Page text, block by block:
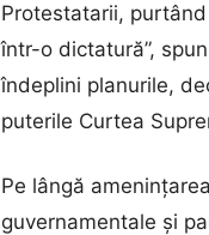
Protestatarii,
într-o dictatură”,
îndeplini planurile,
puterile Curtea
Pe lângă
guvernamentale și